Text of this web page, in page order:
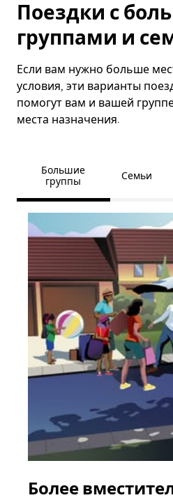
Поездки с
группами и
Если вам нужно больше
условия, эти варианты
помогут вам и вашей
места назначения.
Большие
группы
Семьи
Более